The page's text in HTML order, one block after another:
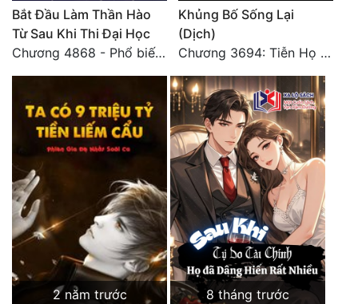
Võ Hiệp
Võng Du
Xuyên Nhanh
Xuyên Sách
Xuyên Thư
Điền Văn
Đô Thị
Đông Phương
Bắt Đầu Làm Thần Hào
Từ Sau Khi Thi Đại Học
Chương 4868 - Phổ biến Hạ Quốc tệ!
Khủng Bố Sống Lại
(Dịch)
Chương 3694: Tiễn Họ Đoạn Đường Cuối - Hoàn
2 năm trước
8 tháng trước